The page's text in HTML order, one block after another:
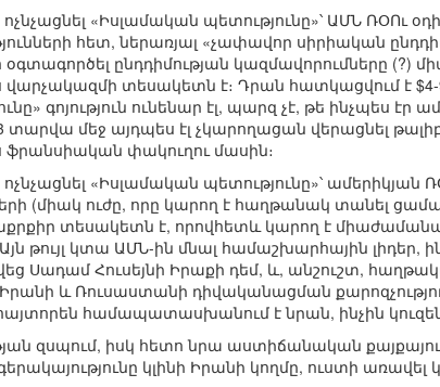
ոչնչացնել «Իսլամական պետությունը»՝ ԱՄՆ ՌՕՈւ
հետ, ներառյալ «չափավոր սիրիական
օգտագործել ընդդիմության կազմավորումները (?)
վարչակազմի տեսակետն է։ Դրան հատկացվում է
գոյություն ունենար էլ, պարզ չէ, թե ինչպես էր
տարվա մեջ այդպես էլ չկարողացան վերացնել
ֆրանսիական փակուղու մասին։
ոչնչացնել «Իսլամական պետությունը»՝
(միակ ուժը, որը կարող է հաղթանակ տանել
տեսակետն է, որովհետև կարող է
թույլ կտա ԱՄՆ-ին մնալ համաշխարհային
Սադամ Հուսեյնի Իրաքի դեմ, և, անշուշտ,
և Ռուսաստանի դիվականացման
համապատասխանում է նրան, ինչին
զսպում, իսկ հետո նրա աստիճանական քայքայում
կլինի Իրանի կողմը, ուստի